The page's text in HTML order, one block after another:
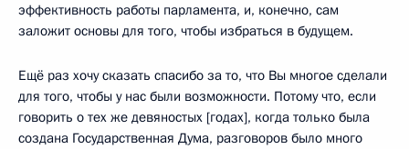
эффективность работы парламента, и, конечно, сам
заложит основы для того, чтобы избраться в будущем.
Ещё раз хочу сказать спасибо за то, что Вы многое сделали
для того, чтобы у нас были возможности. Потому что, если
говорить о тех же девяностых [годах], когда только была
создана Государственная Дума, разговоров было много